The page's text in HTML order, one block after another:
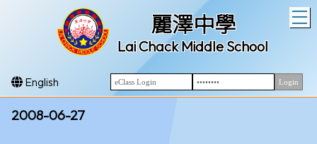
麗澤中學
Lai Chack Middle School
English
2008-06-27